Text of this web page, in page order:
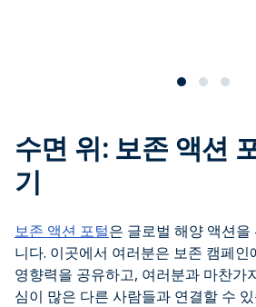
수면 위: 보존 액션
기
보존 액션 포털은 글로벌 해양 액션
니다. 이곳에서 여러분은 보존 캠페인
영향력을 공유하고, 여러분과 마찬가
심이 많은 다른 사람들과 연결할 수